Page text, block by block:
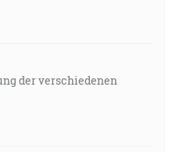
der verschiedenen